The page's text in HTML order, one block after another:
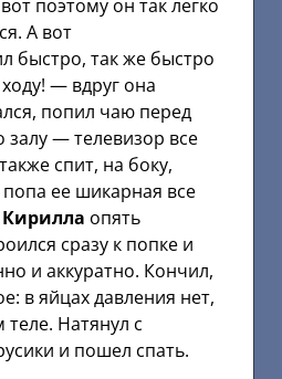
поэтому он так легко
А вот
быстро, так же быстро
— вдруг она
попил чаю перед
залу — телевизор все
также спит, на боку,
ее шикарная все
Кирилла опять
сразу к попке и
и аккуратно. Кончил,
в яйцах давления нет,
теле. Натянул с
и пошел спать.